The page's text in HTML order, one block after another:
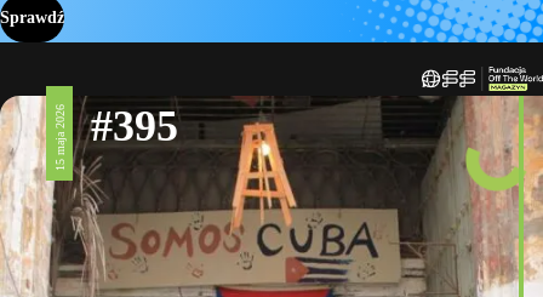
Sprawdź
15 maja 2026 #395